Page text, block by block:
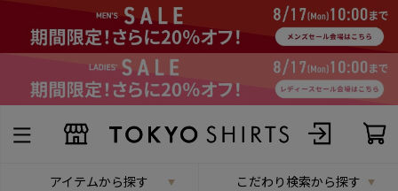
アイテムから探す こだわり検索から探す